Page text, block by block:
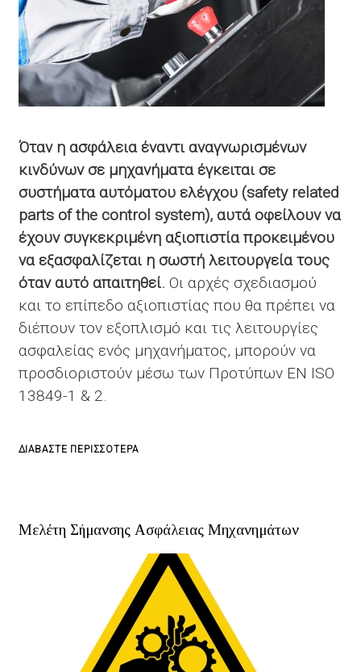
Όταν η ασφάλεια έναντι αναγνωρισμένων
κινδύνων σε μηχανήματα έγκειται σε
συστήματα αυτόματου ελέγχου (safety related
parts of the control system), αυτά οφείλουν να
έχουν συγκεκριμένη αξιοπιστία προκειμένου
να εξασφαλίζεται η σωστή λειτουργεία τους
όταν αυτό απαιτηθεί. Οι αρχές σχεδιασμού
και το επίπεδο αξιοπιστίας που θα πρέπει να
διέπουν τον εξοπλισμό και τις λειτουργίες
ασφαλείας ενός μηχανήματος, μπορούν να
προσδιοριστούν μέσω των Προτύπων EN ISO
13849-1 & 2.
ΔΙΑΒΆΣΤΕ ΠΕΡΙΣΣΌΤΕΡΑ
ΑΞΙΟΠΙΣΤΊΑΣ
(PERFORMANCE
LEVEL)
Μελέτη Σήμανσης Ασφάλειας Μηχανημάτων